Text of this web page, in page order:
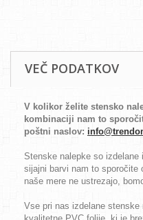
VEČ PODATKOV
V kolikor želite stensko
kombinaciji nam to
poštni naslov:
Stenske nalepke so
sijajni barvi nam to sporočite
naše mere ne ustrezajo,
Vse pri nas izdelane